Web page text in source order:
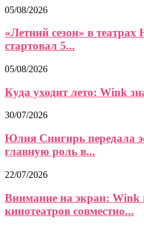
05/08/2026
«Летний сезон» в
стартовал 5...
05/08/2026
Куда уходит лето: Wink
30/07/2026
Юлия Снигирь передала
главную роль в...
22/07/2026
Внимание на экран: Wink
кинотеатров совместно...